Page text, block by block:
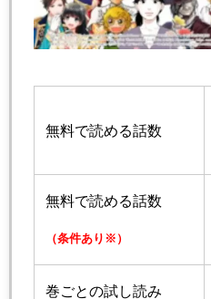
無料で読める話数
無料で読める話数
（条件あり※）
巻ごとの試し読み